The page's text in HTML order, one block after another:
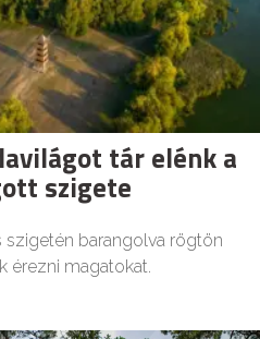
tár elénk a
szigete
barangolva rögtön
érezni magatokat.